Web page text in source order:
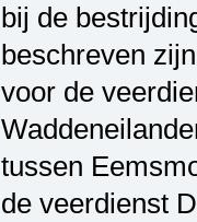
bij de
beschreven
voor de
tussen
de veerdienst